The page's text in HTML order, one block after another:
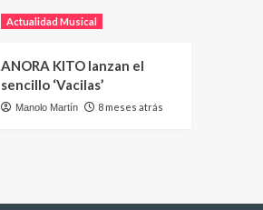
Actualidad Musical
ANORA KITO lanzan el
sencillo ‘Vacilas’
Manolo Martín 8 meses atrás